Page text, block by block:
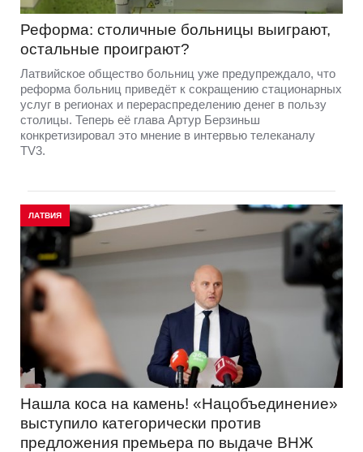
Реформа: столичные больницы выиграют,
остальные проиграют?
Латвийское общество больниц уже предупреждало, что
реформа больниц приведёт к сокращению стационарных
услуг в регионах и перераспределению денег в пользу
столицы. Теперь её глава Артур Берзиньш
конкретизировал это мнение в интервью телеканалу
TV3.
ЛАТВИЯ
Нашла коса на камень! «Нацобъединение»
выступило категорически против
предложения премьера по выдаче ВНЖ